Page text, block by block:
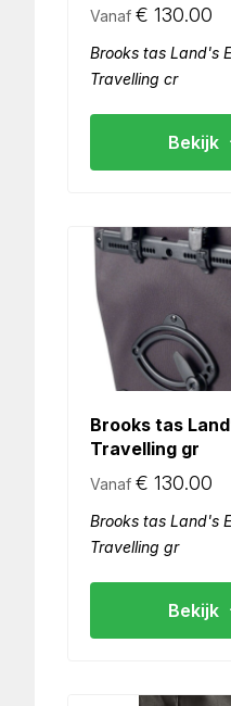
Vanaf € 130.00
Brooks tas Land's
Travelling cr
Bekijk
Brooks tas
Travelling gr
Vanaf € 130.00
Brooks tas Land's
Travelling gr
Bekijk